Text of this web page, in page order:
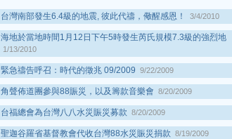
台灣南部發生6.4級的地震, 彼此代禱，儆醒感恩！ 3/4/2010
海地於當地時間1月12日下午5時發生芮氏規模7.3級的強烈地
1/13/2010
緊急禱告呼召：時代的徵兆 09/2009 9/22/2009
角聲佈道團參與88賑災，以及籌款音樂會 8/20/2009
台福總會為台灣八八水災賑災募款 8/20/2009
聖迦谷羅省基督教會代收台灣88水災賑災捐款 8/19/2009